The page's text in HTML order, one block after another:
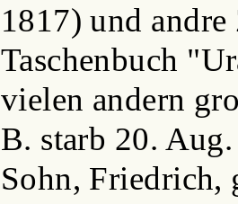
1817) und
Taschenbuch
vielen andern
B. starb 20.
Sohn, Friedrich,